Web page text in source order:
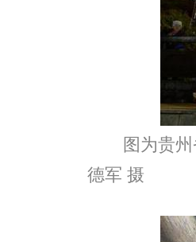
图为贵
德军 摄